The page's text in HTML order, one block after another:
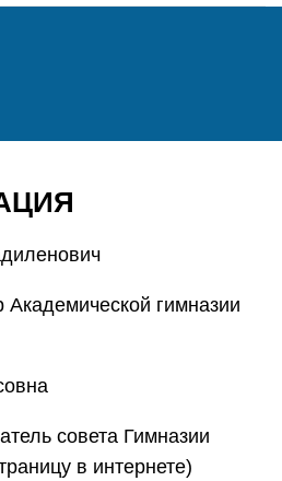
гимназии
совета Гимназии
в интернете)